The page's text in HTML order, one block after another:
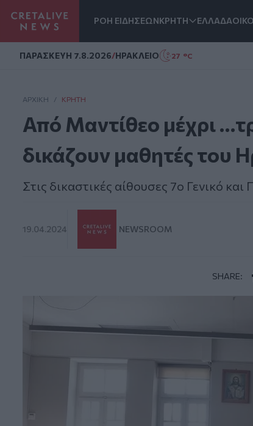
ΡΟΗ ΕΙΔΗΣΕΩΝΚΡΗΤΗ ΕΛΛΑΔΑ
ΠΑΡΑΣΚΕΥΗ 7.8.2026/ΗΡΑΚΛΕΙΟ 27 °C
ΑΡΧΙΚΗ / ΚΡΉΤΗ
Από Μαντίθεο μέχρι
δικάζουν μαθητές του
Στις δικαστικές αίθουσες 7ο Γενικό και
19.04.2024 NEWSROOM
SHARE: